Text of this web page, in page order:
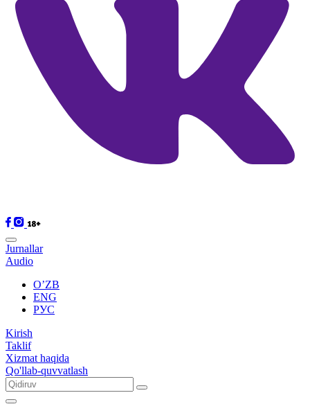
Jurnallar
Audio
O’ZB
ENG
РУС
Kirish
Taklif
Xizmat haqida
Qo'llab-quvvatlash